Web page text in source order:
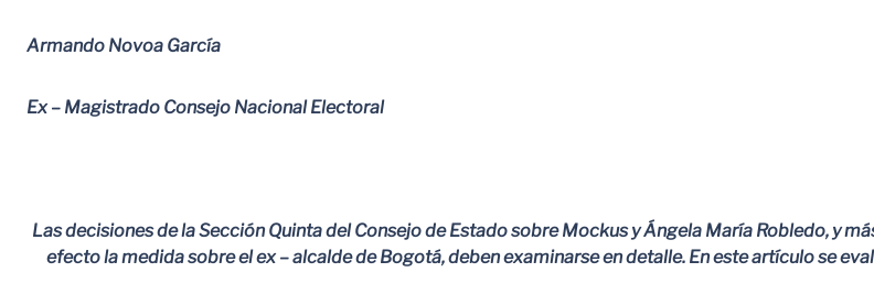
Armando Novoa García
Ex – Magistrado Consejo Nacional Electoral
Las decisiones de la Sección Quinta del Consejo de Estado sobre Mockus y Ángela María Robledo, y
efecto la medida sobre el ex – alcalde de Bogotá, deben examinarse en detalle. En este artículo se